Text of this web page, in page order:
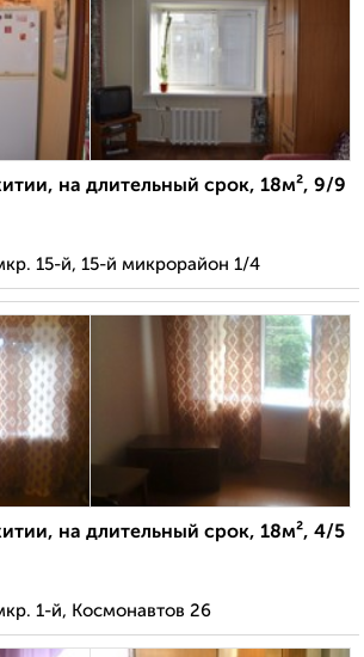
на длительный срок, 18м², 9/9
15-й, 15-й микрорайон 1/4
на длительный срок, 18м², 4/5
1-й, Космонавтов 26